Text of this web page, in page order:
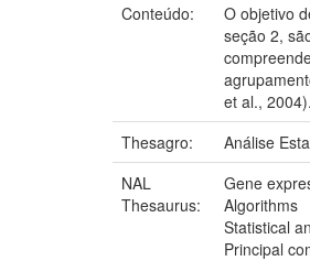
Conteúdo:
O objetivo
seção 2,
et al.,
Thesagro:
Análise
NAL
Thesaurus:
Gene
Algorithms
Statistical
Principal